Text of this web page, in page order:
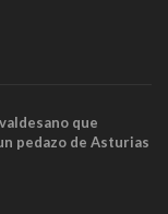
que
pedazo de Asturias